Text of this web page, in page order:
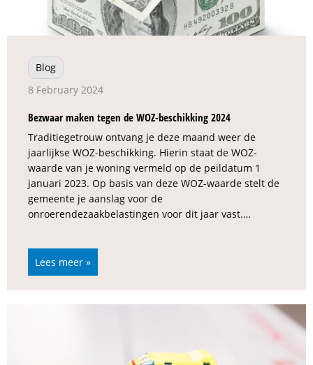
Blog
8 February 2024
Bezwaar maken tegen de WOZ-beschikking 2024
Traditiegetrouw ontvang je deze maand weer de
jaarlijkse WOZ-beschikking. Hierin staat de WOZ-
waarde van je woning vermeld op de peildatum 1
januari 2023. Op basis van deze WOZ-waarde stelt de
gemeente je aanslag voor de
onroerendezaakbelastingen voor dit jaar vast.…
Lees meer »